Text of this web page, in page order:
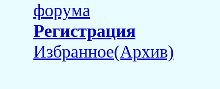
форума
Регистрация
Избранное(Архив)